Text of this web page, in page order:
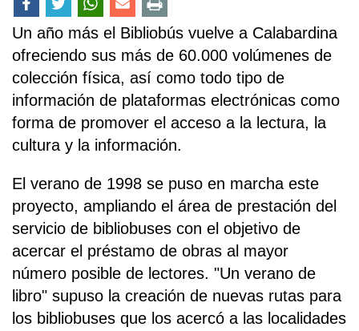
Un año más el Bibliobús vuelve a Calabardina
ofreciendo sus más de 60.000 volúmenes de
colección física, así como todo tipo de
información de plataformas electrónicas como
forma de promover el acceso a la lectura, la
cultura y la información.
El verano de 1998 se puso en marcha este
proyecto, ampliando el área de prestación del
servicio de bibliobuses con el objetivo de
acercar el préstamo de obras al mayor
número posible de lectores. "Un verano de
libro" supuso la creación de nuevas rutas para
los bibliobuses que los acercó a las localidades